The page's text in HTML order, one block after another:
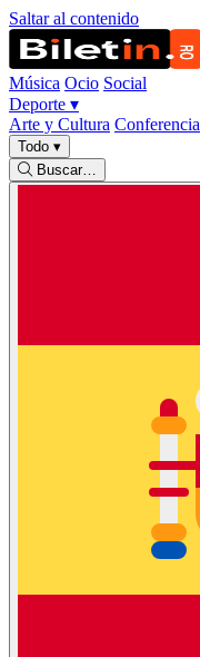
Saltar al contenido
Música Ocio Social
Deporte ▾
Arte y Cultura Conferencia
Todo ▾
Buscar…